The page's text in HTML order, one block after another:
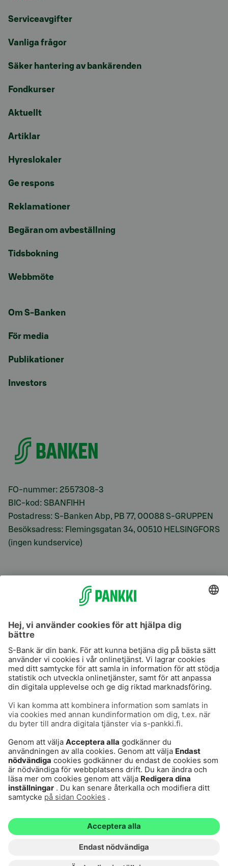
Serviceavgifter
Vanliga frågor
Säker hantering av bankärenden
Fondkurser
Aktuellt
Artiklar
Hyreslokaler
Ge respons
Reklamationer
Begäran om avbeställning
Tidsbokning
Webbmöte
Om S-Banken
För media
Publikationer
Investors
FO-nummer: 2557308-3
BIC-kod: SBANFIHH
Postadress: S-Banken Abp, PB 77, 00088 S-GRUPPEN
Besöksadress: Flemingsgatan 34, 00510 HELSINGFORS
(ingen kundservice)
S-Prime
Användarvillkor
Dataskydd
Cookies
Tillgänglighetsutlåtande